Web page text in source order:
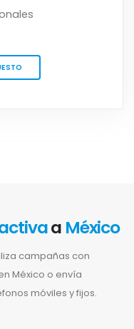
a México
campañas con
México o envía
móviles y fijos.